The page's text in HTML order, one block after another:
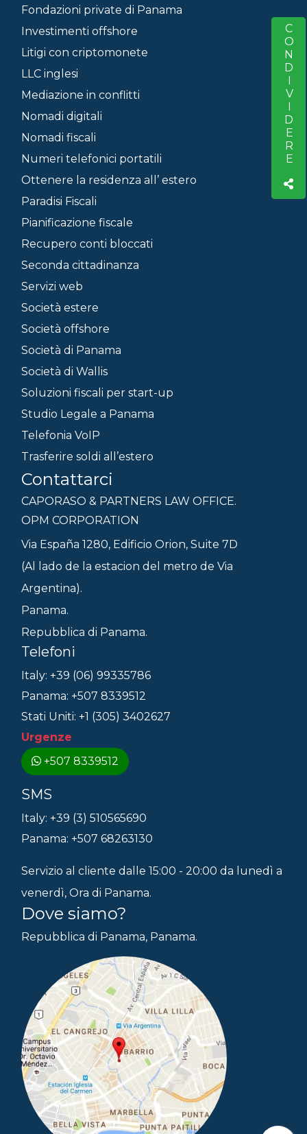
CONDIVIDERE
Fondazioni private di Panama
Investimenti offshore
Litigi con criptomonete
LLC inglesi
Mediazione in conflitti
Nomadi digitali
Nomadi fiscali
Numeri telefonici portatili
Ottenere la residenza all’ estero
Paradisi Fiscali
Pianificazione fiscale
Recupero conti bloccati
Seconda cittadinanza
Servizi web
Società estere
Società offshore
Società di Panama
Società di Wallis
Soluzioni fiscali per start-up
Studio Legale a Panama
Telefonia VoIP
Trasferire soldi all’estero
Contattarci
CAPORASO & PARTNERS LAW OFFICE.
OPM CORPORATION
Via España 1280, Edificio Orion, Suite 7D
(Al lado de la estacion del metro de Via
Argentina).
Panama.
Repubblica di Panama.
Telefoni
Italy: +39 (06) 99335786
Panama: +507 8339512
Stati Uniti: +1 (305) 3402627
Urgenze
+507 8339512
SMS
Italy: +39 (3) 510565690
Panama: +507 68263130
Servizio al cliente dalle 15:00 - 20:00 da lunedì a
venerdì, Ora di Panama.
Dove siamo?
Repubblica di Panama, Panama.